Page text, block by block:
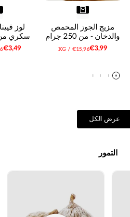
مزيج الجوز المحمص
والدخان - من 250 جرام
سعر
€3,99سعر
€15,96
/ لكل
KG
لوز
سكري من 250
سعر
€3,49
عرض الكل
التمور